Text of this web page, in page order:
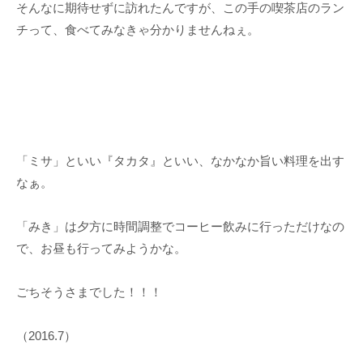
そんなに期待せずに訪れたんですが、この手の喫茶店のラン
チって、食べてみなきゃ分かりませんねぇ。
「ミサ」といい『タカタ』といい、なかなか旨い料理を出す
なぁ。
「みき」は夕方に時間調整でコーヒー飲みに行っただけなの
で、お昼も行ってみようかな。
ごちそうさまでした！！！
（2016.7）